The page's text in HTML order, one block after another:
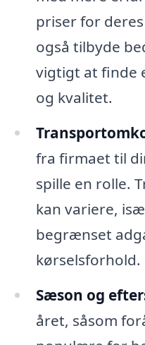
priser for
også tilbyde
vigtigt at finde
og kvalitet.
fra firmaet til
spille en rolle.
kan variere,
begrænset
kørselsforhold.
Sæson og
året, såsom